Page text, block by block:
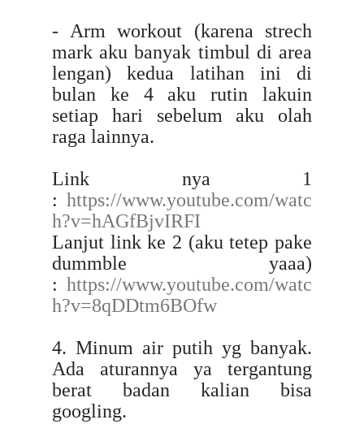
- Arm workout (karena strech
mark aku banyak timbul di area
lengan) kedua latihan ini di
bulan ke 4 aku rutin lakuin
setiap hari sebelum aku olah
raga lainnya.
Link nya 1
: https://www.youtube.com/watc
h?v=hAGfBjvIRFI
Lanjut link ke 2 (aku tetep pake
dummble yaaa)
: https://www.youtube.com/watc
h?v=8qDDtm6BOfw
4. Minum air putih yg banyak.
Ada aturannya ya tergantung
berat badan kalian bisa
googling.